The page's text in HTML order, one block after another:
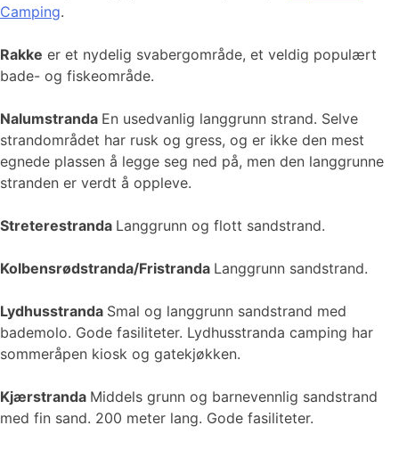
Camping.
Rakke er et nydelig svabergområde, et veldig populært
bade- og fiskeområde.
Nalumstranda En usedvanlig langgrunn strand. Selve
strandområdet har rusk og gress, og er ikke den mest
egnede plassen å legge seg ned på, men den langgrunne
stranden er verdt å oppleve.
Streterestranda Langgrunn og flott sandstrand.
Kolbensrødstranda/Fristranda Langgrunn sandstrand.
Lydhusstranda Smal og langgrunn sandstrand med
bademolo. Gode fasiliteter. Lydhusstranda camping har
sommeråpen kiosk og gatekjøkken.
Kjærstranda Middels grunn og barnevennlig sandstrand
med fin sand. 200 meter lang. Gode fasiliteter.